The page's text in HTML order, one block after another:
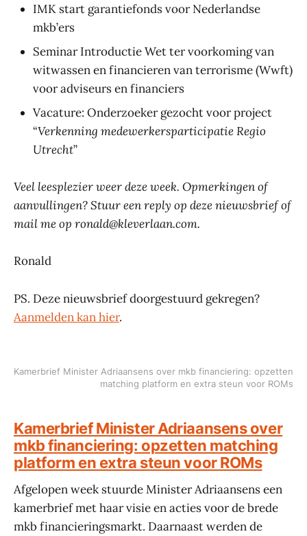
IMK start garantiefonds voor Nederlandse
mkb’ers
Seminar Introductie Wet ter voorkoming van
witwassen en financieren van terrorisme (Wwft)
voor adviseurs en financiers
Vacature: Onderzoeker gezocht voor project
“Verkenning medewerkersparticipatie Regio
Utrecht”
Veel leesplezier weer deze week. Opmerkingen of
aanvullingen? Stuur een reply op deze nieuwsbrief of
mail me op ronald@kleverlaan.com.
Ronald
PS. Deze nieuwsbrief doorgestuurd gekregen?
Aanmelden kan hier.
Kamerbrief Minister Adriaansens over mkb financiering: opzetten
matching platform en extra steun voor ROMs
Kamerbrief Minister Adriaansens over
mkb financiering: opzetten matching
platform en extra steun voor ROMs
Afgelopen week stuurde Minister Adriaansens een
kamerbrief met haar visie en acties voor de brede
mkb financieringsmarkt. Daarnaast werden de